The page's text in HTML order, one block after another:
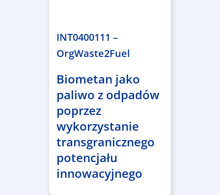
INT0400111 –
OrgWaste2Fuel
Biometan jako
paliwo z odpadów
poprzez
wykorzystanie
transgranicznego
potencjału
innowacyjnego